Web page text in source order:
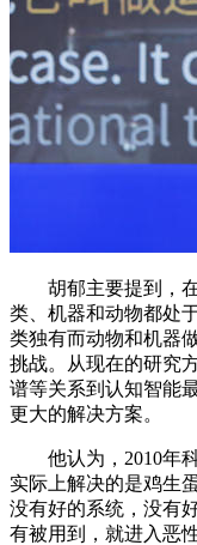
胡郁主要提到，在
类、机器和动物都处
类独有而动物和机器
挑战。从现在的研究
谱等关系到认知智能
更大的解决方案。
他认为，2010年科
实际上解决的是鸡生
没有好的系统，没有
有被用到，就进入恶